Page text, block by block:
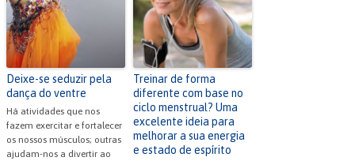
Deixe-se seduzir pela
dança do ventre
Há atividades que nos
fazem exercitar e fortalecer
os nossos músculos; outras
ajudam-nos a divertir ao
Treinar de forma
diferente com base no
ciclo menstrual? Uma
excelente ideia para
melhorar a sua energia
e estado de espírito